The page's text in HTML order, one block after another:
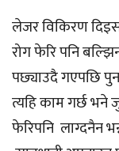
लेजर विकिरण
रोग फेरि पनि
पछ्याउदै गएपछि
त्यहि काम गर्छ
फेरिपनि लाग्दनैन